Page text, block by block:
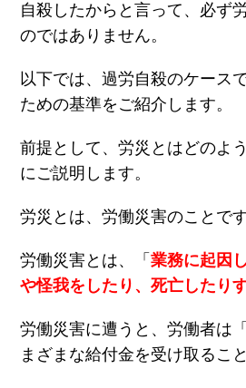
自殺したからと言って、必ず
のではありません。
以下では、過労自殺のケース
ための基準をご紹介します。
前提として、労災とはどのよ
にご説明します。
労災とは、労働災害のことです
労働災害とは、「 業務に起因
や怪我をしたり、死亡したり
労働災害に遭うと、労働者は
まざまな給付金を受け取るこ